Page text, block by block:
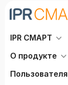
IPR СМАРТ
О продукте